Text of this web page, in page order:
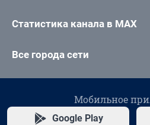
Статистика канала в MAX
Все города сети
Мобильное
Google Play